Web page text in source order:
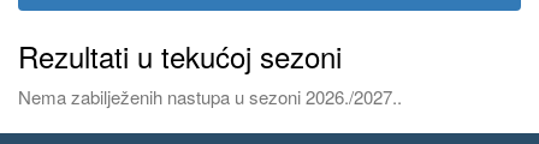
Rezultati u tekućoj sezoni
Nema zabilježenih nastupa u sezoni 2026./2027..